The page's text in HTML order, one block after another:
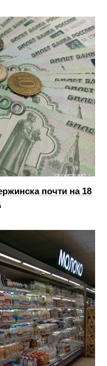
почти на 18